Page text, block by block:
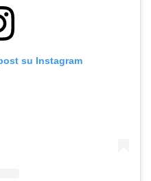
su Instagram